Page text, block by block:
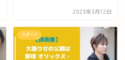
2023年3月12日
スポーツ